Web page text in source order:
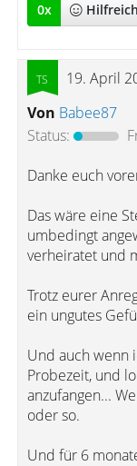
0x Hilfreich
19. April
Von Babee87
Status:
Danke euch
Das wäre eine
umbedingt
verheiratet und
Trotz eurer
ein ungutes
Und auch wenn
Probezeit, und
anzufangen...
oder so.
Und für 6